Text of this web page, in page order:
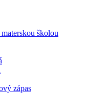
školou
zápas